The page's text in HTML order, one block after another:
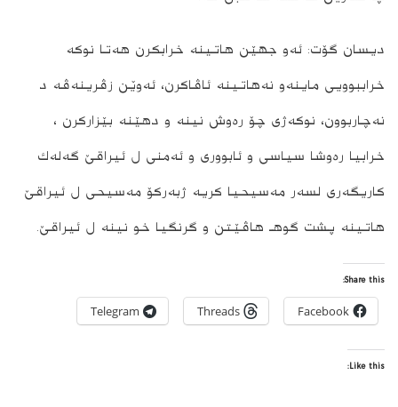
دیسان گۆت: ئه‌و جهێن هاتینه‌ خرابكرن هه‌تا نوكه‌
خراببوویی ماینه‌و نه‌هاتینه‌ ئاڤاكرن، ئه‌وێن زڤرینه‌ڤه‌ د
نه‌چاربوون، نوكه‌ژی چۆ ره‌وش نینه‌ و دهێنه‌ بێزاركرن ،
خرابیا ره‌وشا سیاسی و ئابووری و ئه‌منی ل ئیراقێ گه‌له‌ك
كاریگه‌ری لسه‌ر مه‌سیحیا كریه‌ ژبه‌ركۆ مه‌سیحی ل ئیراقێ
هاتینه‌ پشت گوهـ هاڤێتن و گرنگیا خو نینه‌ ل ئیراقێ.
Share this:
Facebook
Threads
Telegram
Like this: